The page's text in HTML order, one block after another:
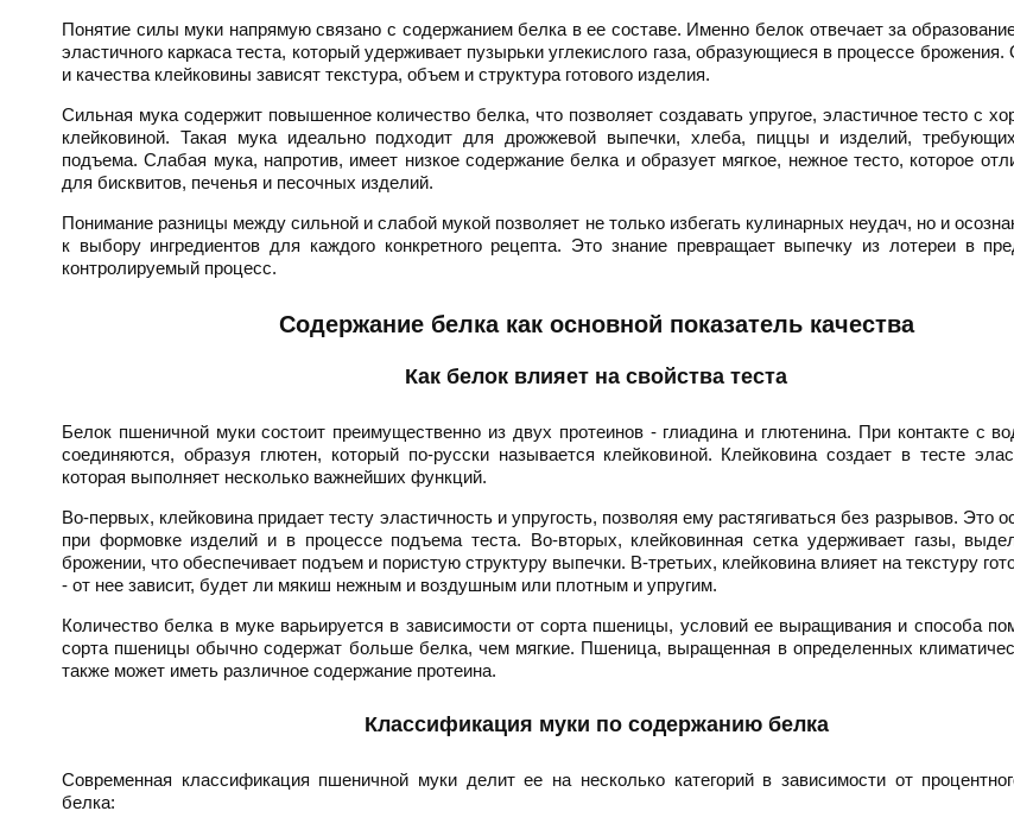
Понятие силы муки напрямую связано с содержанием белка в ее составе. Именно белок отвечает за
эластичного каркаса теста, который удерживает пузырьки углекислого газа, образующиеся в процессе брожения.
и качества клейковины зависят текстура, объем и структура готового изделия.
Сильная мука содержит повышенное количество белка, что позволяет создавать упругое, эластичное тесто с
клейковиной. Такая мука идеально подходит для дрожжевой выпечки, хлеба, пиццы и изделий,
подъема. Слабая мука, напротив, имеет низкое содержание белка и образует мягкое, нежное тесто, которое
для бисквитов, печенья и песочных изделий.
Понимание разницы между сильной и слабой мукой позволяет не только избегать кулинарных неудач, но и
к выбору ингредиентов для каждого конкретного рецепта. Это знание превращает выпечку из лотереи в
контролируемый процесс.
Содержание белка как основной показатель качества
Как белок влияет на свойства теста
Белок пшеничной муки состоит преимущественно из двух протеинов - глиадина и глютенина. При контакте с
соединяются, образуя глютен, который по-русски называется клейковиной. Клейковина создает в тесте
которая выполняет несколько важнейших функций.
Во-первых, клейковина придает тесту эластичность и упругость, позволяя ему растягиваться без разрывов. Это
при формовке изделий и в процессе подъема теста. Во-вторых, клейковинная сетка удерживает газы,
брожении, что обеспечивает подъем и пористую структуру выпечки. В-третьих, клейковина влияет на текстуру
- от нее зависит, будет ли мякиш нежным и воздушным или плотным и упругим.
Количество белка в муке варьируется в зависимости от сорта пшеницы, условий ее выращивания и способа
сорта пшеницы обычно содержат больше белка, чем мягкие. Пшеница, выращенная в определенных
также может иметь различное содержание протеина.
Классификация муки по содержанию белка
Современная классификация пшеничной муки делит ее на несколько категорий в зависимости от
белка: